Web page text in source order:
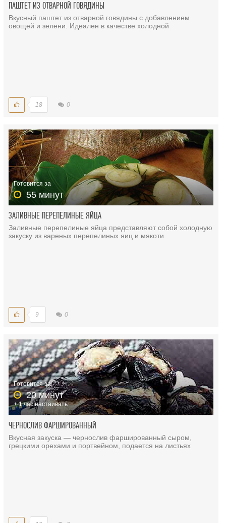
ПАШТЕТ ИЗ ОТВАРНОЙ ГОВЯДИНЫ
Вкусный паштет из отварной говядины с добавлением
овощей и зелени. Идеален в качестве холодной
18 0
Готовится за
55 минут
ЗАЛИВНЫЕ ПЕРЕПЕЛИНЫЕ ЯЙЦА
Заливные перепелиные яйца представляют собой холодную
закуску из вареных перепелиных яиц и мякоти
9 0
Готовится за
20 минут
+ 1 час настаивать
ЧЕРНОСЛИВ ФАРШИРОВАННЫЙ
Вкусная закуска — чернослив фаршированный сыром,
грецкими орехами и портвейном, подается на листьях